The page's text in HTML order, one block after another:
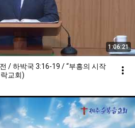
1:06:21
/ 하박국 3:16-19 / “부흥의 시작
교회)